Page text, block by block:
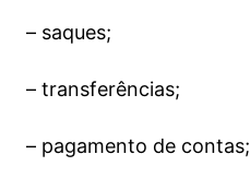
– saques;
– transferências;
– pagamento de contas;